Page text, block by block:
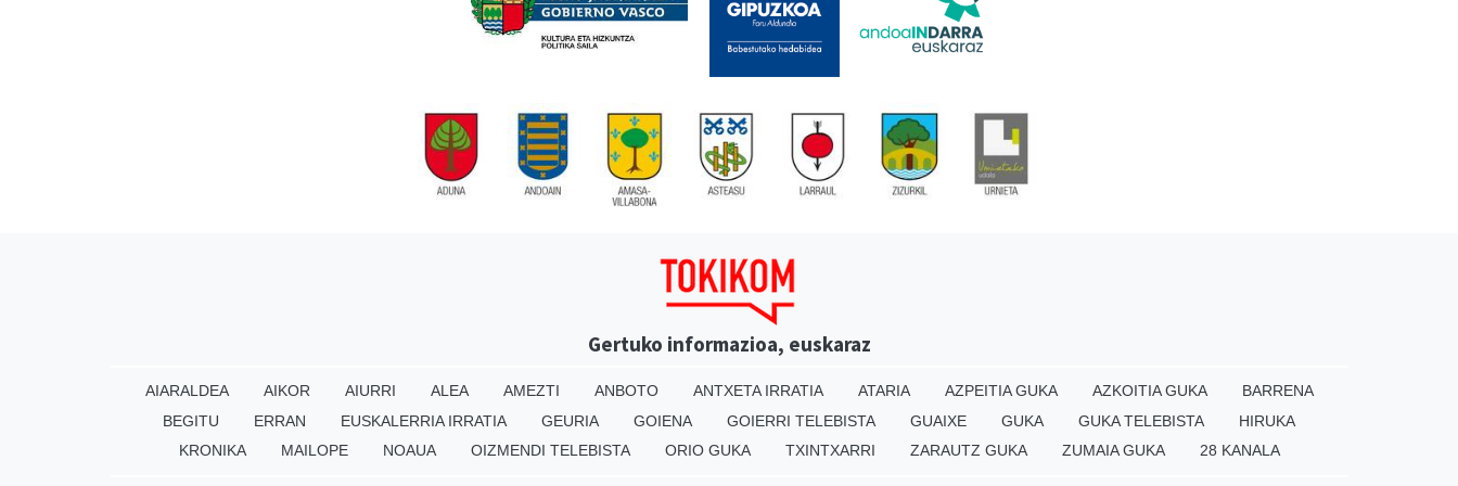
Gertuko informazioa, euskaraz
AIARALDEA AIKOR AIURRI ALEA AMEZTI ANBOTO ANTXETA IRRATIA ATARIA AZPEITIA GUKA AZKOITIA GUKA
BARRENA
BEGITU
ERRAN EUSKALERRIA IRRATIA GEURIA GOIENA GOIERRI TELEBISTA GUAIXE GUKA GUKA TELEBISTA
HIRUKA
KRONIKA
MAILOPE NOAUA OIZMENDI TELEBISTA ORIO GUKA TXINTXARRI ZARAUTZ GUKA ZUMAIA GUKA 28 KANALA